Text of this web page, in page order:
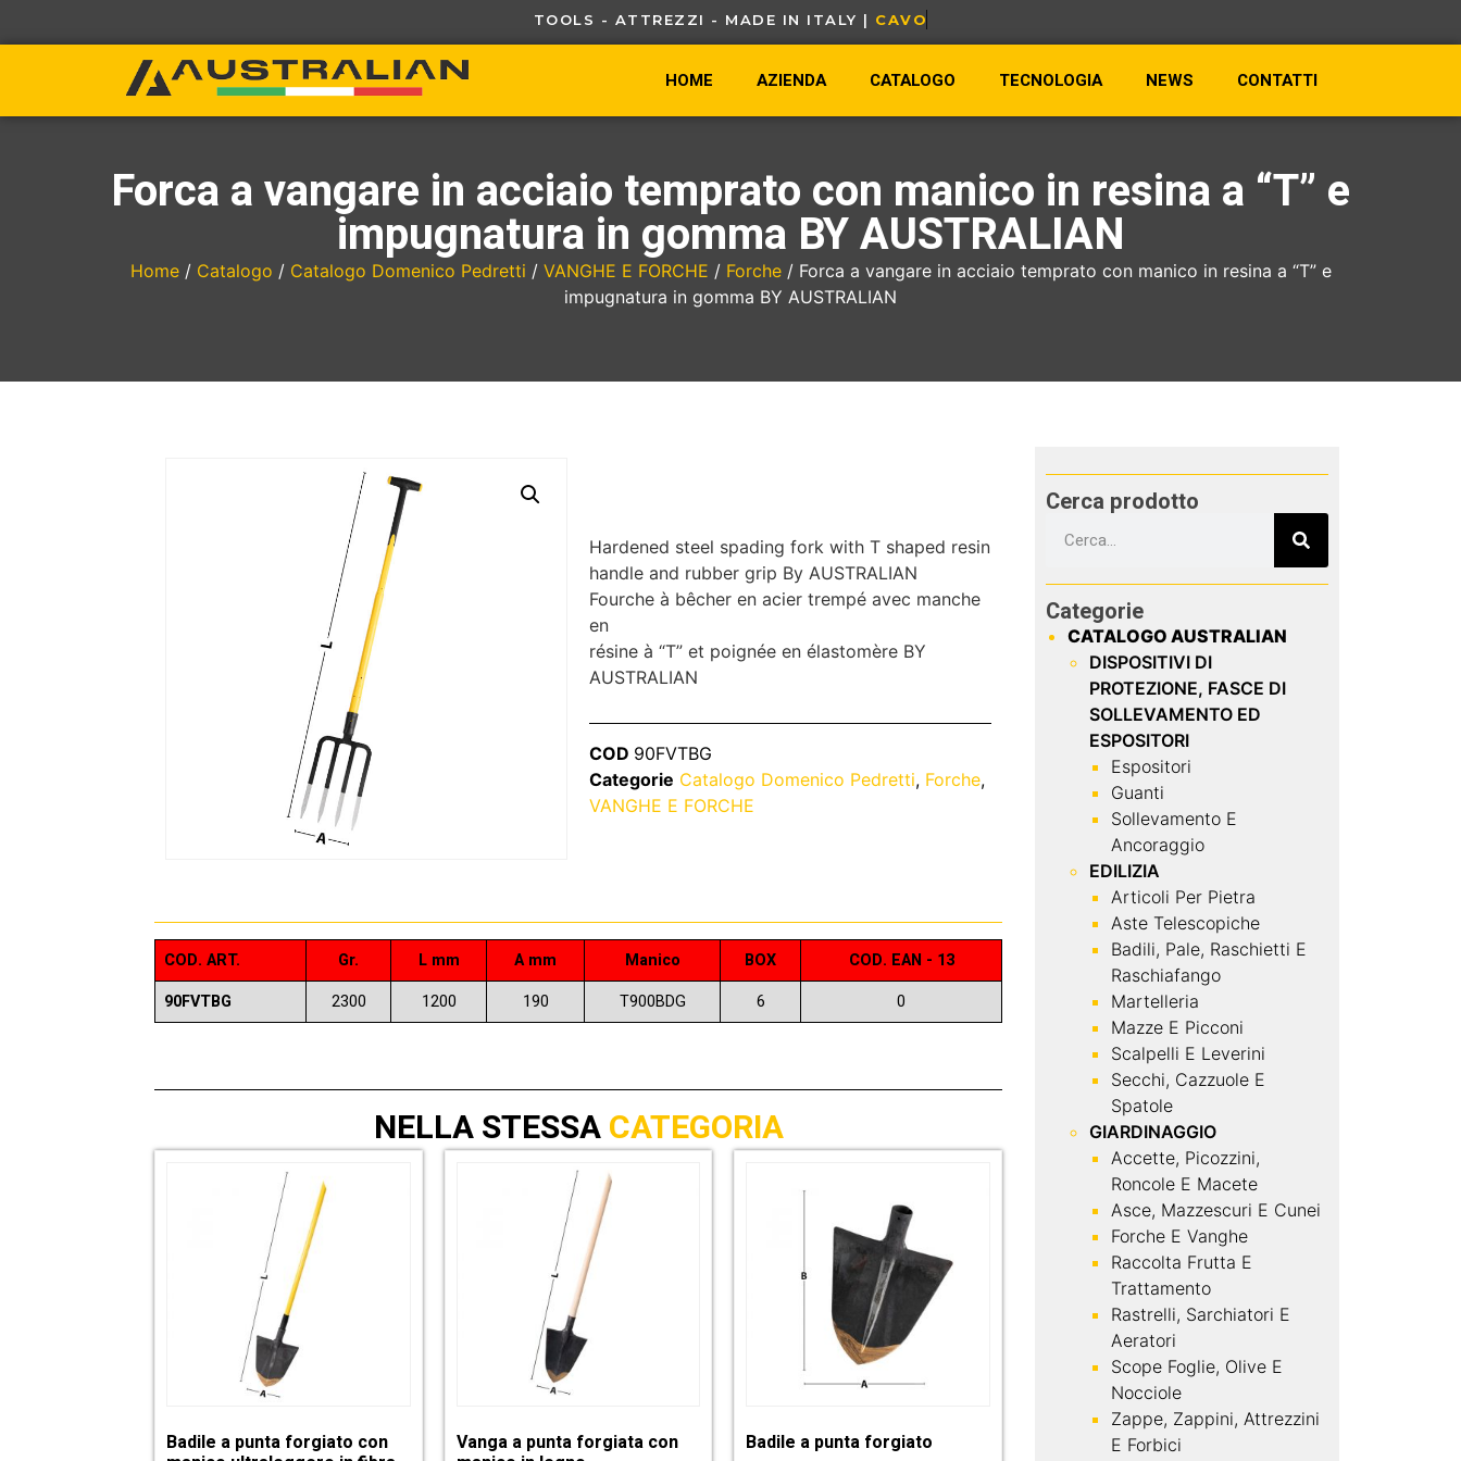
TOOLS - ATTREZZI - MADE IN ITALY | C AVOUR
HOME AZIENDA CATALOGO TECNOLOGIA NEWS CONTATTI
Forca a vangare in acciaio temprato con manico in resina a “T” e
impugnatura in gomma BY AUSTRALIAN
Home/ Catalogo / Catalogo Domenico Pedretti / VANGHE E FORCHE / Forche/ Forca a vangare in acciaio temprato con manico in resina a “T” e
impugnatura in gomma BY AUSTRALIAN
Hardened steel spading fork with T shaped resin
handle and rubber grip By AUSTRALIAN
Fourche à bêcher en acier trempé avec manche
en
résine à “T” et poignée en élastomère BY
AUSTRALIAN
COD 90FVTBG
Categorie Catalogo Domenico Pedretti, Forche,
VANGHE E FORCHE
COD. ART. Gr. L mm A mm Manico BOX
COD. EAN - 13
90FVTBG
2300 1200 190 T900BDG 6 0
NELLA STESSACATEGORIA
Badile a punta forgiato con Vanga a punta forgiata con Badile a punta forgiato
Cerca prodotto
Categorie
CATALOGO AUSTRALIAN
DISPOSITIVI DI
PROTEZIONE, FASCE DI
SOLLEVAMENTO ED
ESPOSITORI
Espositori
Guanti
Sollevamento E
Ancoraggio
EDILIZIA
Articoli Per Pietra
Aste Telescopiche
Badili, Pale, Raschietti E
Raschiafango
Martelleria
Mazze E Picconi
Scalpelli E Leverini
Secchi, Cazzuole E
Spatole
GIARDINAGGIO
Accette, Picozzini,
Roncole E Macete
Asce, Mazzescuri E Cunei
Forche E Vanghe
Raccolta Frutta E
Trattamento
Rastrelli, Sarchiatori E
Aeratori
Scope Foglie, Olive E
Nocciole
Zappe, Zappini, Attrezzini
E Forbici